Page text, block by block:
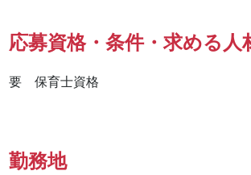
応募資格・条件・求める人
要　保育士資格
勤務地